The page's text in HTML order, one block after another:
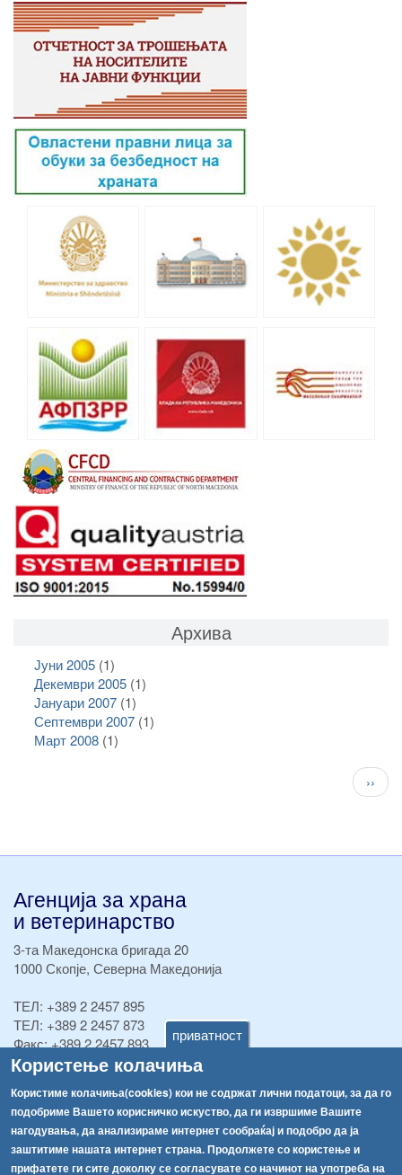
приватност
Користење колачиња
Користиме колачиња(cookies) кои не содржат лични податоци, за да го
подобриме Вашето корисничко искуство, да ги извршиме Вашите
нагодувања, да анализираме интернет сообраќај и подобро да ја
заштитиме нашата интернет страна. Продолжете со користење и
прифатете ги сите доколку се согласувате со начинот на употреба на
Архива
Јуни 2005(1)
Декември 2005(1)
Јануари 2007(1)
Септември 2007(1)
Март 2008(1)
››
Агенција за храна
и ветеринарство
3-та Македонска бригада 20
1000 Скопје, Северна Македонија
ТЕЛ: +389 2 2457 895
ТЕЛ: +389 2 2457 873
Факс:+389 2 2457 893
Факс:+389 2 2457 871
info@fva.gov.mk
[АХВ-претходна страна]
Соопштенија
Република Бугарија ги засили официјалните контроли при увоз на свежо овошје и зеленчук
Навигација